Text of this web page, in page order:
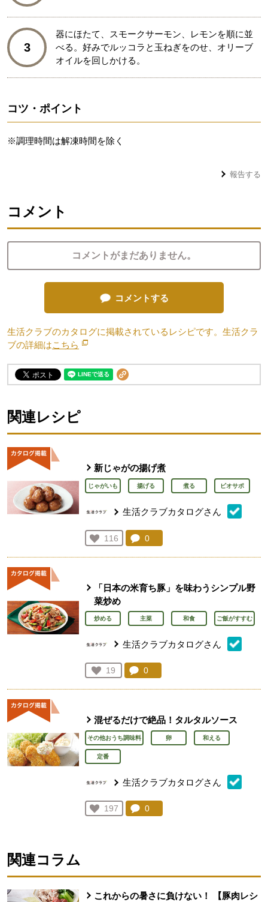
3
器にほたて、スモークサーモン、レモンを順に並
べる。好みでルッコラと玉ねぎをのせ、オリーブ
オイルを回しかける。
コツ・ポイント
※調理時間は解凍時間を除く
報告する
コメント
コメントがまだありません。
コメントする
生活クラブのカタログに掲載されているレシピです。生活クラ
ブの詳細はこちら 別のウィンドウで開きます。
関連レシピ
新じゃがの揚げ煮
じゃがいも 揚げる 煮る ビオサポ
生活クラブカタログさん
お気に入り登録：
116
人が登録
コメント：
0
「日本の米育ち豚」を味わうシンプル野
菜炒め
炒める 主菜 和食 ご飯がすすむ
生活クラブカタログさん
お気に入り登録：
19
人が登録
コメント：
0
混ぜるだけで絶品！タルタルソース
その他おうち調味料 卵 和える
定番
生活クラブカタログさん
お気に入り登録：
197
人が登録
コメント：
0
関連コラム
これからの暑さに負けない！ 【豚肉レシ